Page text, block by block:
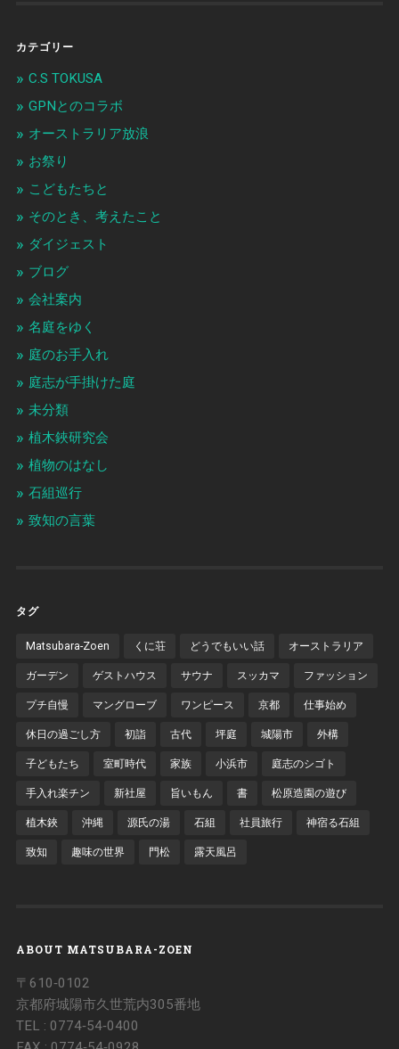
カテゴリー
C.S TOKUSA
GPNとのコラボ
オーストラリア放浪
お祭り
こどもたちと
そのとき、考えたこと
ダイジェスト
ブログ
会社案内
名庭をゆく
庭のお手入れ
庭志が手掛けた庭
未分類
植木鋏研究会
植物のはなし
石組巡行
致知の言葉
タグ
Matsubara-Zoen くに荘 どうでもいい話 オーストラリア
ガーデン ゲストハウス サウナ スッカマ ファッション
プチ自慢 マングローブ ワンピース 京都 仕事始め
休日の過ごし方 初詣 古代 坪庭 城陽市 外構
子どもたち 室町時代 家族 小浜市 庭志のシゴト
手入れ楽チン 新社屋 旨いもん 書 松原造園の遊び
植木鋏 沖縄 源氏の湯 石組 社員旅行 神宿る石組
致知 趣味の世界 門松 露天風呂
ABOUT MATSUBARA-ZOEN
〒610‐0102
京都府城陽市久世荒内305番地
TEL : 0774‐54‐0400